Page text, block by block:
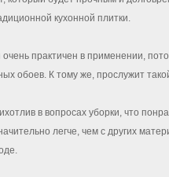
кухонной плитки.
очень практичен в применении,
обоев. К тому же, прослужит
в вопросах уборки, что
легче, чем с других